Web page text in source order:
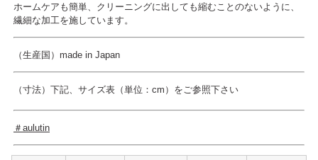
ホームケアも簡単、クリーニングに出しても縮むことのないように、
繊細な加工を施しています。
（生産国）made in Japan
（寸法） 下記、サイズ表（単位：cm）をご参照下さい
＃aulutin